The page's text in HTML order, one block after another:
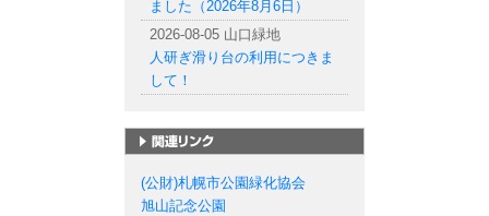
ました（2026年8月6日）
2026-08-05 山口緑地
人研ぎ滑り台の利用につきま
して！
(公財)札幌市公園緑化協会
旭山記念公園